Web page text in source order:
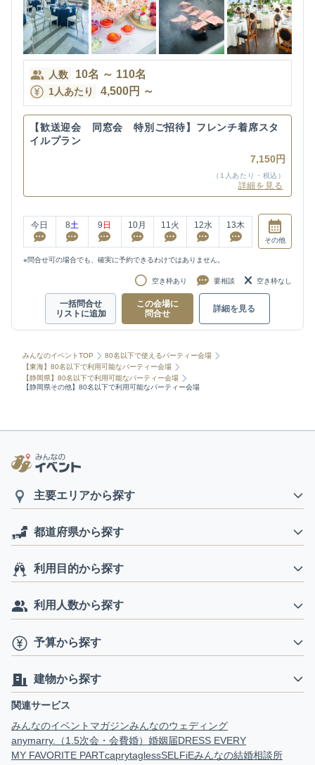
人数 10名 ～ 110名
1人あたり 4,500円 ～
【歓送迎会 同窓会 特別ご招待】フレンチ着席スタ
イルプラン
7,150円
（1人あたり・税込）
詳細を見る
今日 8土 9 日 10月 11 火 12水 13木
その他
※問合せ可の場合でも、確実に予約できるわけではありません。
空き枠あり 要相談 空き枠なし
一括問合せ
リストに追加
この会場に
問合せ
詳細を見る
みんなのイベントTOP
80名以下で使えるパーティー会場
【東海】80名以下で利用可能なパーティー会場
【静岡県】80名以下で利用可能なパーティー会場
【静岡県その他】80名以下で利用可能なパーティー会場
主要エリアから探す
都道府県から探す
利用目的から探す
利用人数から探す
予算から探す
建物から探す
関連サービス
みんなのイベントマガジンみんなのウェディング
anymarry.（1.5次会・会費婚） 婚姻届DRESS EVERY
MY FAVORITE PARTcaprytaglessSELFiEみんなの結婚相談所